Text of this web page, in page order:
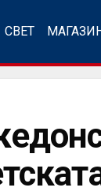
СВЕТ